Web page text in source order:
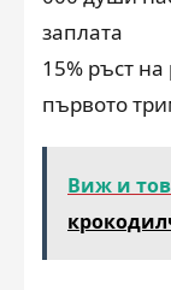
заплата
15% ръст на
първото
Виж и